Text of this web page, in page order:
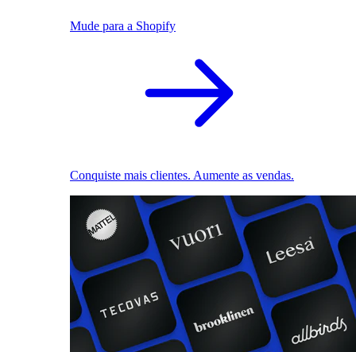
Mude para a Shopify
Conquiste mais clientes. Aumente as vendas.